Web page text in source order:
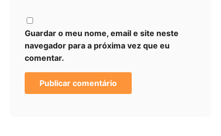
Guardar o meu nome, email e site neste
navegador para a próxima vez que eu
comentar.